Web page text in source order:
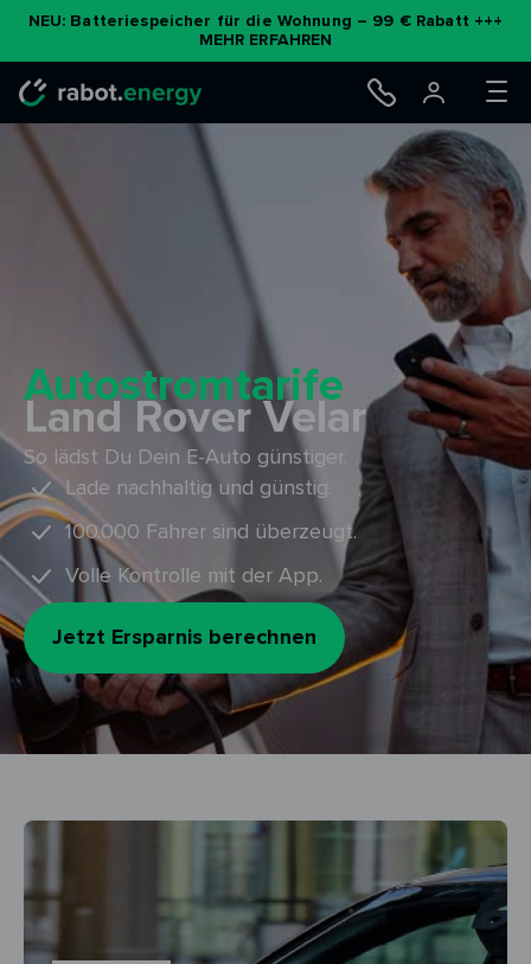
NEU: Batteriespeicher für die Wohnung – 99 € Rabatt +++
MEHR ERFAHREN
Autostromtarife
Land Rover Velar
So lädst Du Dein E-Auto günstiger.
Lade nachhaltig und günstig.
100.000 Fahrer sind überzeugt.
Volle Kontrolle mit der App.
Jetzt Ersparnis berechnen
Zum
Inhalt
springen